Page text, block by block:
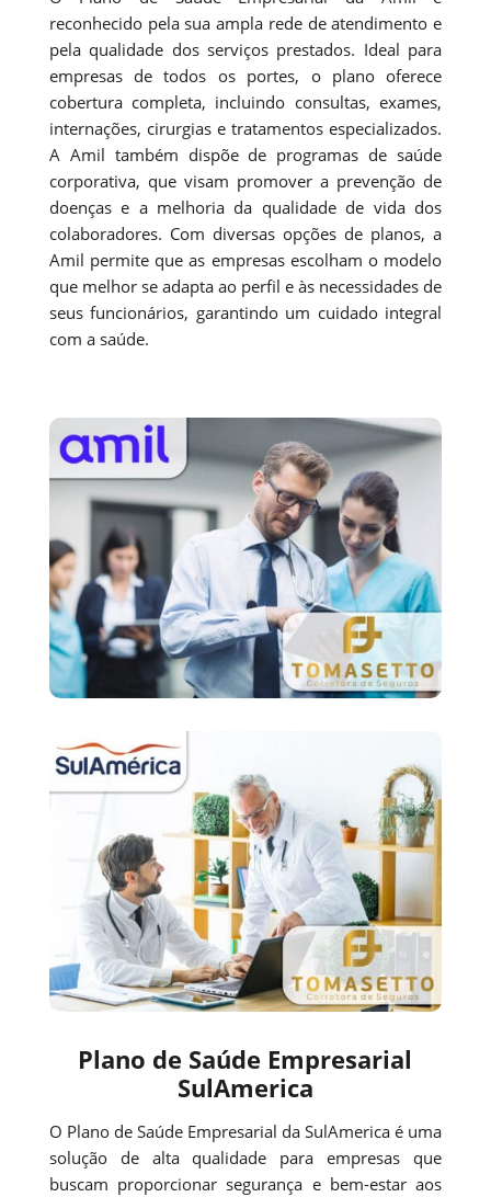
reconhecido pela sua ampla rede de atendimento e
pela qualidade dos serviços prestados. Ideal para
empresas de todos os portes, o plano oferece
cobertura completa, incluindo consultas, exames,
internações, cirurgias e tratamentos especializados.
A Amil também dispõe de programas de saúde
corporativa, que visam promover a prevenção de
doenças e a melhoria da qualidade de vida dos
colaboradores. Com diversas opções de planos, a
Amil permite que as empresas escolham o modelo
que melhor se adapta ao perfil e às necessidades de
seus funcionários, garantindo um cuidado integral
com a saúde.
Plano de Saúde Empresarial
SulAmerica
O Plano de Saúde Empresarial da SulAmerica é uma
solução de alta qualidade para empresas que
buscam proporcionar segurança e bem-estar aos